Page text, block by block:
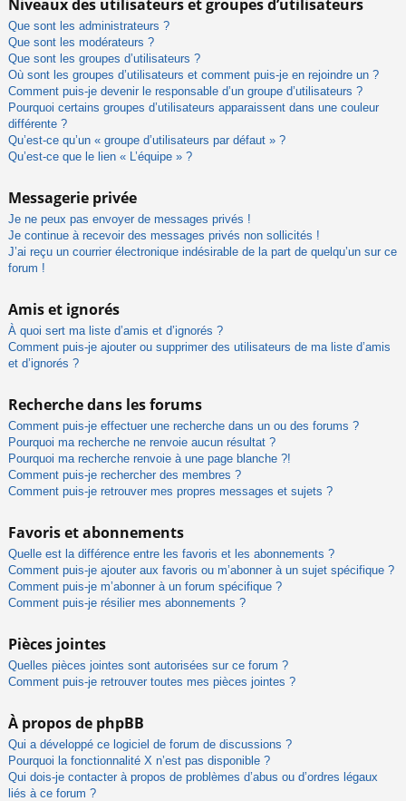
Niveaux des utilisateurs et groupes d’utilisateurs
Que sont les administrateurs ?
Que sont les modérateurs ?
Que sont les groupes d’utilisateurs ?
Où sont les groupes d’utilisateurs et comment puis-je en rejoindre un ?
Comment puis-je devenir le responsable d’un groupe d’utilisateurs ?
Pourquoi certains groupes d’utilisateurs apparaissent dans une couleur
différente ?
Qu’est-ce qu’un « groupe d’utilisateurs par défaut » ?
Qu’est-ce que le lien « L’équipe » ?
Messagerie privée
Je ne peux pas envoyer de messages privés !
Je continue à recevoir des messages privés non sollicités !
J’ai reçu un courrier électronique indésirable de la part de quelqu’un sur ce
forum !
Amis et ignorés
À quoi sert ma liste d’amis et d’ignorés ?
Comment puis-je ajouter ou supprimer des utilisateurs de ma liste d’amis
et d’ignorés ?
Recherche dans les forums
Comment puis-je effectuer une recherche dans un ou des forums ?
Pourquoi ma recherche ne renvoie aucun résultat ?
Pourquoi ma recherche renvoie à une page blanche ?!
Comment puis-je rechercher des membres ?
Comment puis-je retrouver mes propres messages et sujets ?
Favoris et abonnements
Quelle est la différence entre les favoris et les abonnements ?
Comment puis-je ajouter aux favoris ou m’abonner à un sujet spécifique ?
Comment puis-je m’abonner à un forum spécifique ?
Comment puis-je résilier mes abonnements ?
Pièces jointes
Quelles pièces jointes sont autorisées sur ce forum ?
Comment puis-je retrouver toutes mes pièces jointes ?
À propos de phpBB
Qui a développé ce logiciel de forum de discussions ?
Pourquoi la fonctionnalité X n’est pas disponible ?
Qui dois-je contacter à propos de problèmes d’abus ou d’ordres légaux
liés à ce forum ?